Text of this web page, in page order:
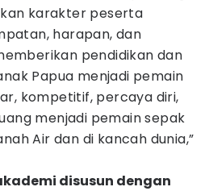
karakter peserta
harapan, dan
pendidikan dan
Papua menjadi pemain
kompetitif, percaya diri,
menjadi pemain sepak
Air dan di kancah dunia,”
disusun dengan